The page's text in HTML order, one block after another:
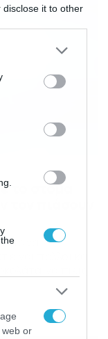
it to other
or more Google
You may click to
party tags to
in below Google
web or
το στόμα
τον πιάσουν
να
πολλοί και
να πιείς
να μην πιείς
ήπιε τις